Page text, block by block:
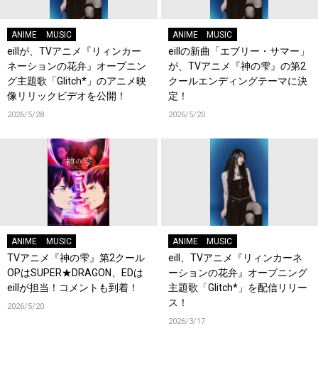
ANIME MUSIC
eillが、TVアニメ『リィンカー
ネーションの花弁』オープニン
グ主題歌「Glitch*」のアニメ映
像リリックビデオを公開！
2026/5/28
ANIME MUSIC
eillの新曲「エブリー・サマー」
が、TVアニメ『神の雫』の第2
クールエンディングテーマに決
定！
2026/5/20
ANIME MUSIC
TVアニメ『神の雫』第2クール
OPはSUPER★DRAGON、EDは
eillが担当！コメントも到着！
2026/5/20
ANIME MUSIC
eill、TVアニメ『リィンカーネ
ーションの花弁』オープニング
主題歌「Glitch*」を配信リリー
ス！
2026/3/17